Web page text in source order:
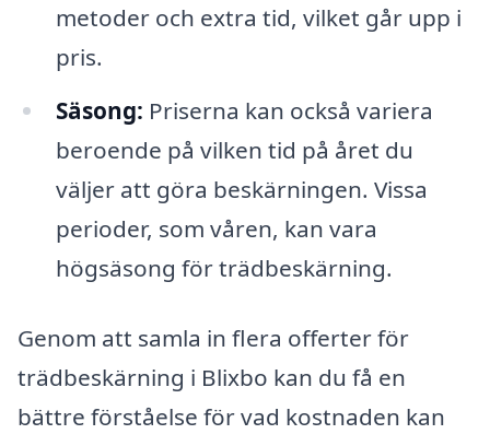
metoder och extra tid, vilket går upp i
pris.
Säsong: Priserna kan också variera
beroende på vilken tid på året du
väljer att göra beskärningen. Vissa
perioder, som våren, kan vara
högsäsong för trädbeskärning.
Genom att samla in flera offerter för
trädbeskärning i Blixbo kan du få en
bättre förståelse för vad kostnaden kan